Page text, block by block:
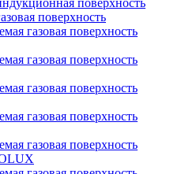
поверхность
поверхность
газовая поверхность
газовая поверхность
газовая поверхность
газовая поверхность
газовая поверхность